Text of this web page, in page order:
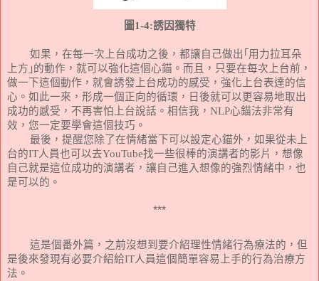
圖1-4:誘因獨特
如果，在每一次上台成功之後，都讓自己做出｢用力拉耳朵
上方｣的動作，就可以強化這個心錨。而且，只要在每次上台前，
做一下這個動作，就會誘發上台成功的感受，強化上台表達的信
心。如此一來，形成一個正向的循環，日後就可以更容易地取出
成功的感受，不再害怕上台說話。相信我， NLP心錨法非常有
效，您一定要學會這個技巧。
最後，提醒您除了在情緒當下可以設定心錨外，如果從未上
台的IT人員也可以去YouTube找一些很棒的演講者的影片，想像
自己就是這位成功的演講者，讓自己進入想像的強烈情緒中，也
是可以的。
***
這是個番外篇，之前沒想到要介紹理性情緒行為療法的，但
是後來發現有必要介紹給IT人員這個簡單容易上手的行為治療方
法。